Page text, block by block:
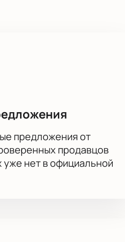
места в зале. На
отдельно.
места и ответит на вопросы о
Оплата проходит
предложения от
продавцов
нет в официальной